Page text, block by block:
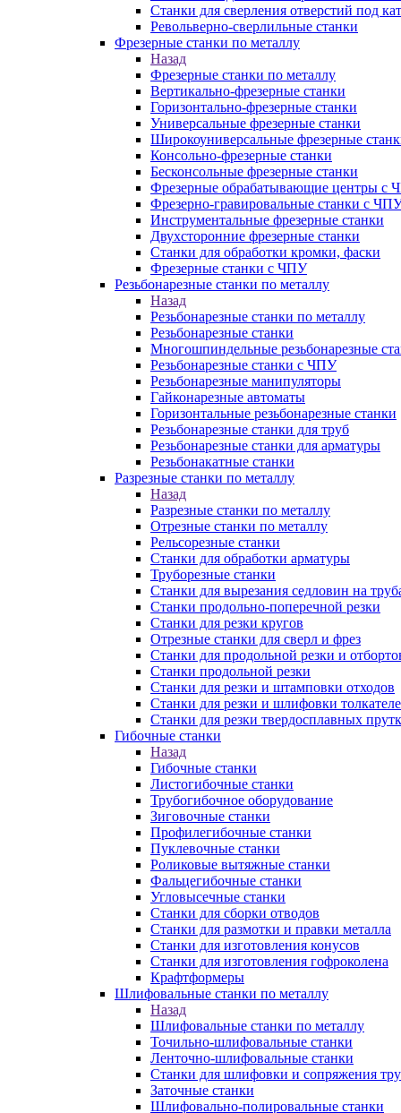
Станки для сверления отверстий под
Револьверно-сверлильные станки
Фрезерные станки по металлу
Назад
Фрезерные станки по металлу
Вертикально-фрезерные станки
Горизонтально-фрезерные станки
Универсальные фрезерные станки
Широкоуниверсальные фрезерные
Консольно-фрезерные станки
Бесконсольные фрезерные станки
Фрезерные обрабатывающие центры с
Фрезерно-гравировальные станки с
Инструментальные фрезерные станки
Двухсторонние фрезерные станки
Станки для обработки кромки, фаски
Фрезерные станки с ЧПУ
Резьбонарезные станки по металлу
Назад
Резьбонарезные станки по металлу
Резьбонарезные станки
Многошпиндельные резьбонарезные
Резьбонарезные станки с ЧПУ
Резьбонарезные манипуляторы
Гайконарезные автоматы
Горизонтальные резьбонарезные станки
Резьбонарезные станки для труб
Резьбонарезные станки для арматуры
Резьбонакатные станки
Разрезные станки по металлу
Назад
Разрезные станки по металлу
Отрезные станки по металлу
Рельсорезные станки
Станки для обработки арматуры
Труборезные станки
Станки для вырезания седловин на
Станки продольно-поперечной резки
Станки для резки кругов
Отрезные станки для сверл и фрез
Станки для продольной резки и
Станки продольной резки
Станки для резки и штамповки отходов
Станки для резки и шлифовки
Станки для резки твердосплавных
Гибочные станки
Назад
Гибочные станки
Листогибочные станки
Трубогибочное оборудование
Зиговочные станки
Профилегибочные станки
Пуклевочные станки
Роликовые вытяжные станки
Фальцегибочные станки
Угловысечные станки
Станки для сборки отводов
Станки для размотки и правки металла
Станки для изготовления конусов
Станки для изготовления гофроколена
Крафтформеры
Шлифовальные станки по металлу
Назад
Шлифовальные станки по металлу
Точильно-шлифовальные станки
Ленточно-шлифовальные станки
Станки для шлифовки и сопряжения
Заточные станки
Шлифовально-полировальные станки